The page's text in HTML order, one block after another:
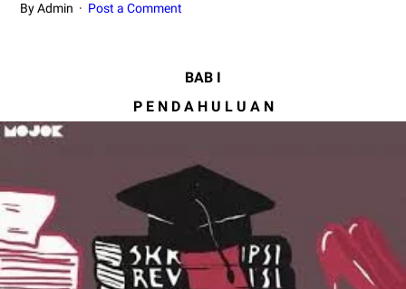
By Admin Post a Comment
BAB I
P E N D A H U L U A N